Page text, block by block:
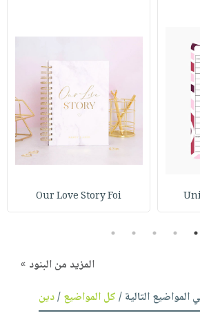
Our Love Story Foi
1
2
3
4
5
المزيد من البنود »
التالية /كل المواضيع/دين